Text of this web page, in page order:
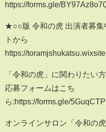
https://forms.gle/
★○○版 令和の虎 出演者募集
トから
https://
「令和の虎」に関わりたい
応募フォームはこち
ら:https://forms.gle/
オンラインサロン「令和の